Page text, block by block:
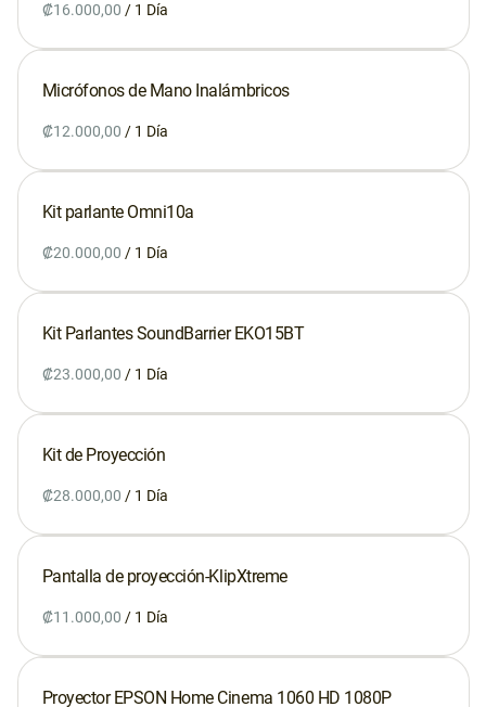
/
Micrófonos de Mano Inalámbricos
/
Kit parlante Omni10a
/
Kit Parlantes SoundBarrier EKO15BT
/
Kit de Proyección
/
Pantalla de proyección-KlipXtreme
/
Proyector EPSON Home Cinema 1060 HD 1080P